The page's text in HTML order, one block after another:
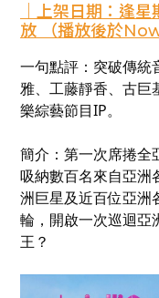
｜上架日期：逢
放 （播放後於
一句點評：突破傳統
雅、工藤靜香、古巨
樂綜藝節目IP。
簡介：第一次席捲全
吸納數百名來自亞洲
洲巨星及近百位亞洲
輪，開啟一次巡迴亞
王？